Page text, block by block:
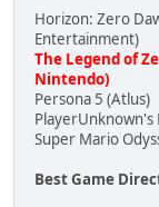
Horizon: Zero
Entertainment)
The Legend of
Nintendo)
Persona 5 (Atlus)
PlayerUnknown's
Super Mario
Best Game